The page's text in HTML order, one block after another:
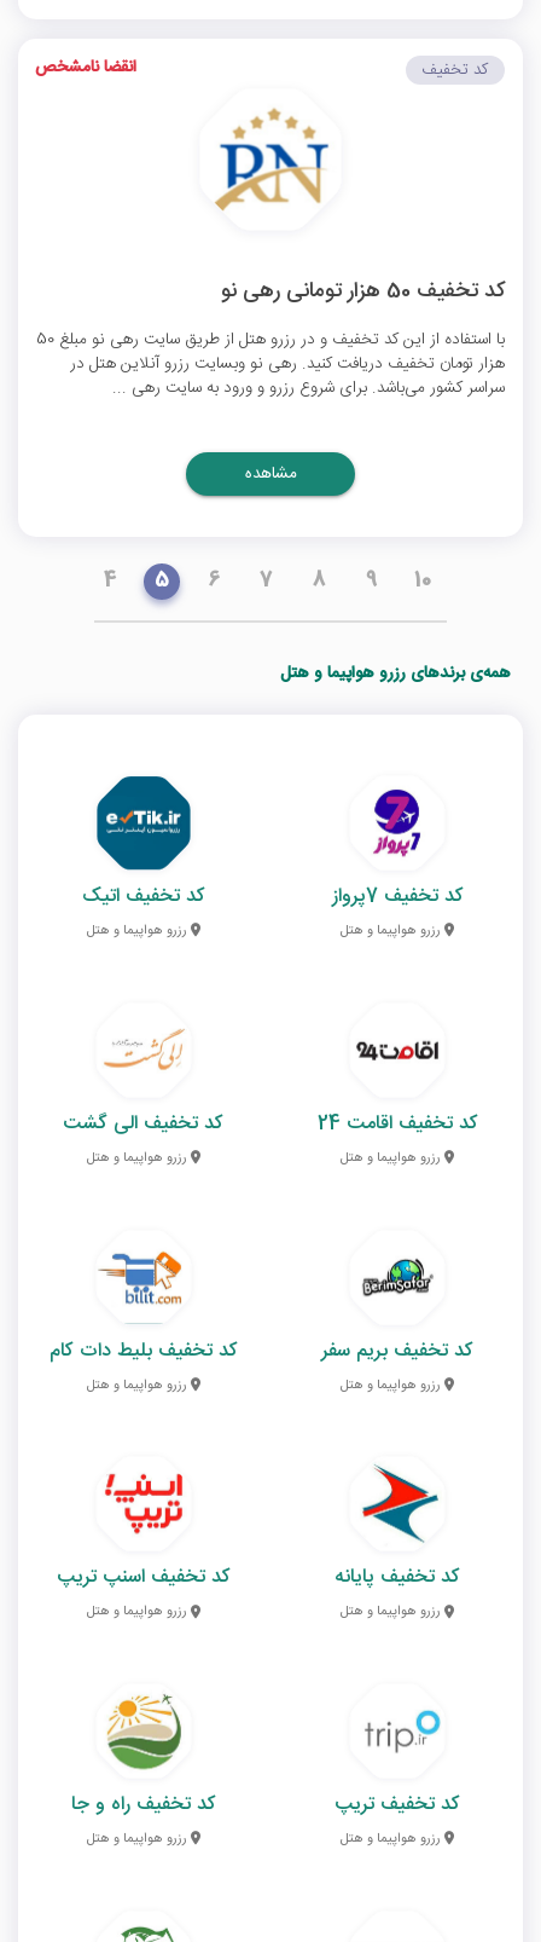
کد تخفیف 50 هزار تومانی رهی نو
با استفاده از این کد تخفیف و در رزرو هتل از طریق سایت رهی نو مبلغ 50
هزار تومان تخفیف دریافت کنید. رهی نو وبسایت رزرو آنلاین هتل در
سراسر کشور می‌باشد. برای شروع رزرو و ورود به سایت رهی ...
کد تخفیف انقضا نامشخص
مشاهده
4 5 6 7 8 9 10
همه‌ی برندهای رزرو هواپیما و هتل
کد تخفیف 7پرواز
رزرو هواپیما و هتل
کد تخفیف اتیک
رزرو هواپیما و هتل
کد تخفیف اقامت 24
رزرو هواپیما و هتل
کد تخفیف الی گشت
رزرو هواپیما و هتل
کد تخفیف بریم سفر
رزرو هواپیما و هتل
کد تخفیف بلیط دات کام
رزرو هواپیما و هتل
کد تخفیف پایانه
رزرو هواپیما و هتل
کد تخفیف اسنپ تریپ
رزرو هواپیما و هتل
کد تخفیف تریپ
رزرو هواپیما و هتل
کد تخفیف راه و جا
رزرو هواپیما و هتل